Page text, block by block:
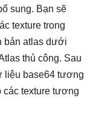
sung. Bạn sẽ
texture trong
bản atlas dưới
thủ công. Sau
liệu base64 tương
các texture tương